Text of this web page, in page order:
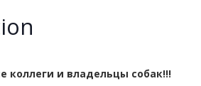
коллеги и владельцы собак!!!